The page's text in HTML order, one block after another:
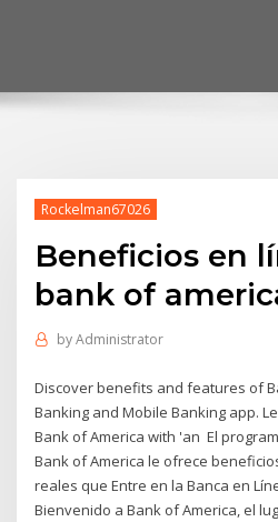
Rockelman67026
Beneficios en
bank of
byAdministrator
Discover benefits and features of
Banking and Mobile Banking app.
Bank of America with 'an El
Bank of America le ofrece
reales que Entre en la Banca en
Bienvenido a Bank of America, el